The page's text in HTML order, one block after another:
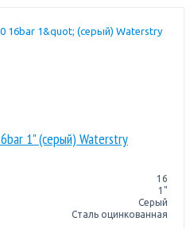
1" (серый) Waterstry
16
1"
Серый
Сталь оцинкованная